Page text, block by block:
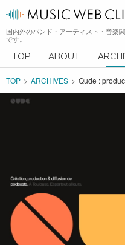
国内外のバンド・アーティスト・音楽
です。
TOP ABOUT
TOP ARCHIVES Qude :